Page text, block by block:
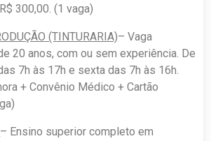
300,00. (1 vaga)
(TINTURARIA)– Vaga
20 anos, com ou sem experiência. De
7h às 17h e sexta das 7h às 16h.
+ Convênio Médico + Cartão
– Ensino superior completo em